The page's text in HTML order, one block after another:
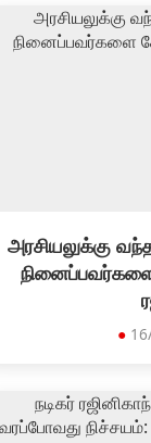
அரசியலுக்கு
●